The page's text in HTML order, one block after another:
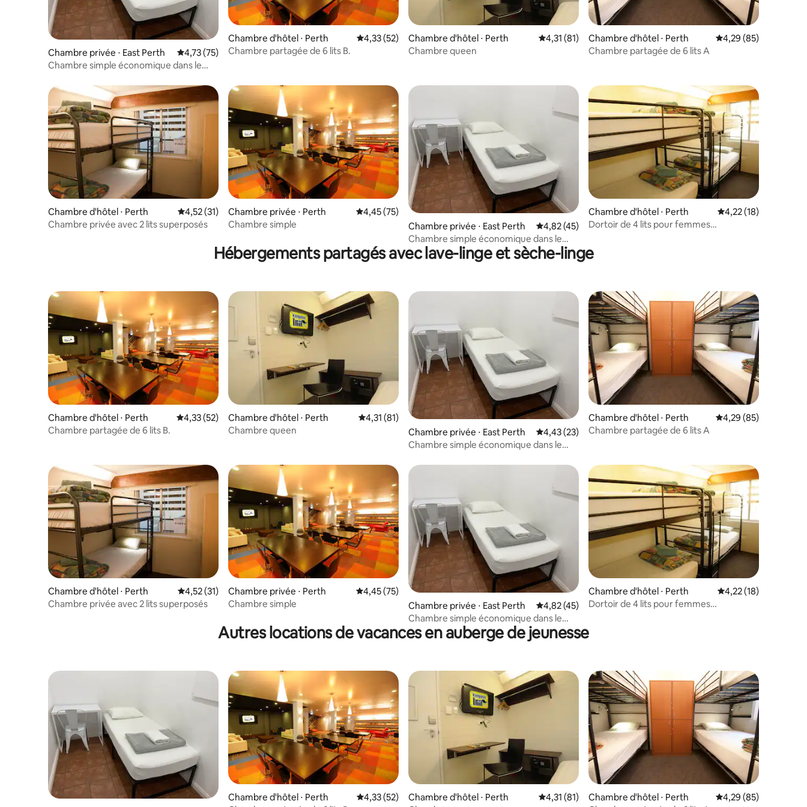
Chambre privée ⋅ East Perth Évaluation moyenne sur la base de 75 commentaires : 4,73 sur 5
4,73 (75)
Chambre simple économique dans le
Chambre d'hôtel ⋅ Perth Évaluation moyenne sur la base de 52 commentaires : 4,33 sur 5
4,33 (52)
Chambre partagée de 6 lits B.
Chambre d'hôtel ⋅ Perth Évaluation moyenne sur la base de 81 commentaires : 4,31 sur 5
4,31 (81)
Chambre queen
Chambre d'hôtel ⋅ Perth Évaluation moyenne
4,29 (85)
Chambre partagée de 6 lits A
Chambre d'hôtel ⋅ Perth Évaluation moyenne sur la base de 31 commentaires : 4,52 sur 5
4,52 (31)
Chambre privée avec 2 lits superposés
Chambre privée ⋅ Perth Évaluation moyenne sur la base de 75 commentaires : 4,45 sur 5
4,45 (75)
Chambre simple
Chambre privée ⋅ East Perth Évaluation moyenne sur la base de 45 commentaires : 4,82 sur 5
4,82 (45)
Chambre simple économique dans le
centre-ville de Perth (3)
Chambre d'hôtel ⋅ Perth Évaluation moyenne
4,22 (18)
Dortoir de 4 lits pour femmes
Hébergements partagés avec lave-linge et sèche-linge
Chambre d'hôtel ⋅ Perth Évaluation moyenne sur la base de 52 commentaires : 4,33 sur 5
4,33 (52)
Chambre partagée de 6 lits B.
Chambre d'hôtel ⋅ Perth Évaluation moyenne sur la base de 81 commentaires : 4,31 sur 5
4,31 (81)
Chambre queen
Chambre privée ⋅ East Perth Évaluation moyenne sur la base de 23 commentaires : 4,43 sur 5
4,43 (23)
Chambre simple économique dans le
Chambre d'hôtel ⋅ Perth Évaluation moyenne
4,29 (85)
Chambre partagée de 6 lits A
Chambre d'hôtel ⋅ Perth Évaluation moyenne sur la base de 31 commentaires : 4,52 sur 5
4,52 (31)
Chambre privée avec 2 lits superposés
Chambre privée ⋅ Perth Évaluation moyenne sur la base de 75 commentaires : 4,45 sur 5
4,45 (75)
Chambre simple
Chambre privée ⋅ East Perth Évaluation moyenne sur la base de 45 commentaires : 4,82 sur 5
4,82 (45)
Chambre simple économique dans le
centre-ville de Perth (3)
Chambre d'hôtel ⋅ Perth Évaluation moyenne
4,22 (18)
Dortoir de 4 lits pour femmes
Autres locations de vacances en auberge de jeunesse
Chambre d'hôtel ⋅ Perth Évaluation moyenne sur la base de 52 commentaires : 4,33 sur 5
4,33 (52)
Chambre d'hôtel ⋅ Perth Évaluation moyenne sur la base de 81 commentaires : 4,31 sur 5
4,31 (81)
Chambre d'hôtel ⋅ Perth Évaluation moyenne
4,29 (85)